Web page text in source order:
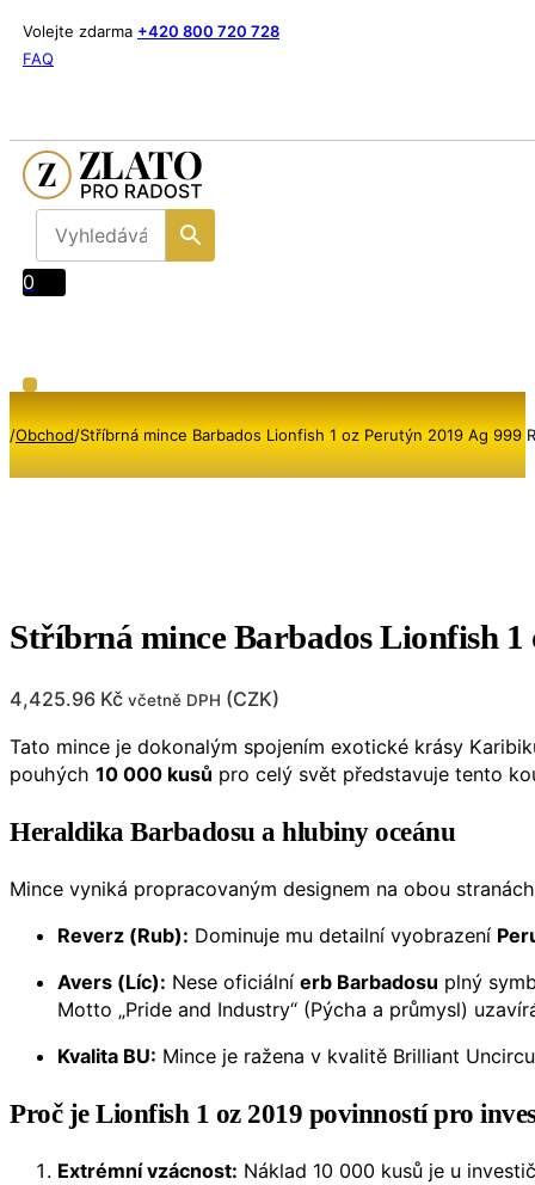
Volejte zdarma +420 800 720 728
FAQ
0
/Obchod/Stříbrná mince Barbados Lionfish 1 oz Perutýn 2019 Ag 999
Stříbrná mince Barbados Lionfish 1
4,425.96 Kč včetně DPH (CZK)
Tato mince je dokonalým spojením exotické krásy
pouhých 10 000 kusů pro celý svět představuje tento
Heraldika Barbadosu a hlubiny oceánu
Mince vyniká propracovaným designem na obou
Reverz (Rub): Dominuje mu detailní vyobrazení
Avers (Líc): Nese oficiální erb Barbadosu plný
Motto „Pride and Industry“ (Pýcha a průmysl)
Kvalita BU: Mince je ražena v kvalitě Brilliant
Proč je Lionfish 1 oz 2019 povinností pro
Extrémní vzácnost: Náklad 10 000 kusů je u